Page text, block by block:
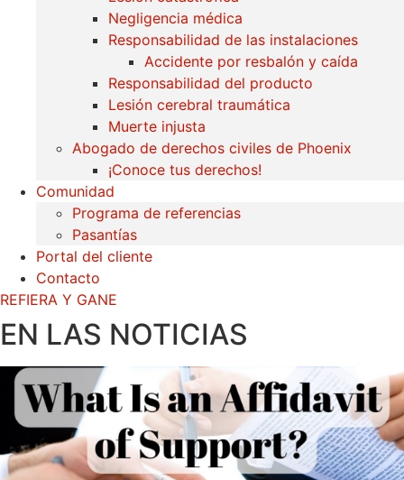
Negligencia médica
Responsabilidad de las instalaciones
Accidente por resbalón y caída
Responsabilidad del producto
Lesión cerebral traumática
Muerte injusta
Abogado de derechos civiles de Phoenix
¡Conoce tus derechos!
Comunidad
Programa de referencias
Pasantías
Portal del cliente
Contacto
REFIERA Y GANE
EN LAS NOTICIAS